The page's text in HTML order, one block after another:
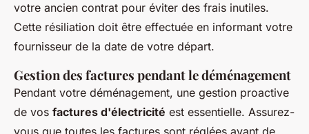
votre ancien contrat pour éviter des frais inutiles.
Cette résiliation doit être effectuée en informant votre
fournisseur de la date de votre départ.
Gestion des factures pendant le déménagement
Pendant votre déménagement, une gestion proactive
de vos factures d'électricité est essentielle. Assurez-